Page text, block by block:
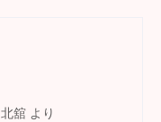
北舘 より